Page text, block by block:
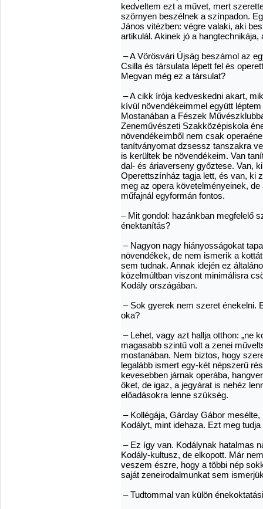
kedveltem ezt a művet, mert
szörnyen beszélnek a színpadon.
János vitézben: végre valaki, aki
artikulál. Akinek jó a
– A Vörösvári Újság beszámol az
Csilla és társulata lépett fel és
Megvan még ez a társulat?
– A cikk írója kedveskedni akart,
kívül növendékeimmel együtt
Mostanában a Fészek
Zeneművészeti Szakközépiskola
növendékeimből nem csak
tanítványomat dzsessz tanszakra
is kerültek be növendékeim. Van
dal- és áriaverseny győztese. Van,
Operettszínház tagja lett, és van, ki
meg az opera követelményeinek,
műfajnál egyformán fontos.
– Mit gondol: hazánkban megfelelő
énektanítás?
– Nagyon nagy hiányosságokat
növendékek, de nem ismerik a
sem tudnak. Annak idején ez
közelmúltban viszont minimálisra
Kodály országában.
– Sok gyerek nem szeret énekelni.
oka?
– Lehet, vagy azt hallja otthon: „ne
magasabb szintű volt a zenei
mostanában. Nem biztos, hogy
legalább ismert egy-két népszerű
kevesebben járnak operába,
őket, de igaz, a jegyárat is nehéz
előadásokra lenne szükség.
– Kollégája, Gárday Gábor
Kodályt, mint idehaza. Ezt meg
– Ez így van. Kodálynak hatalmas
Kodály-kultusz, de elkopott. Már
veszem észre, hogy a többi nép
saját zeneirodalmunkat sem
– Tudtommal van külön